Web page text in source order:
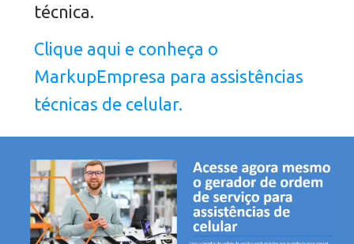
técnica.
Clique aqui e conheça o
MarkupEmpresa para assistências
técnicas de celular.